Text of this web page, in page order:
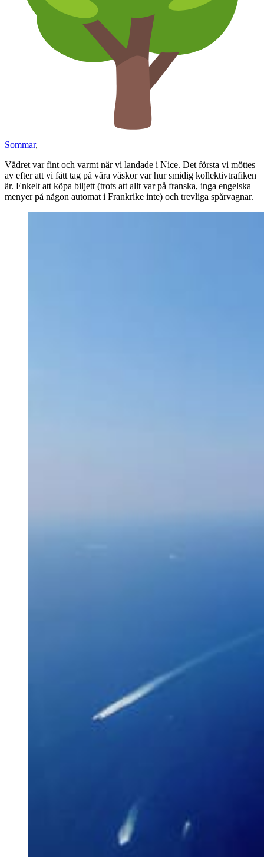
Sommar,
Vädret var fint och varmt när vi landade i Nice. Det första vi möttes
av efter att vi fått tag på våra väskor var hur smidig kollektivtrafiken
är. Enkelt att köpa biljett (trots att allt var på franska, inga engelska
menyer på någon automat i Frankrike inte) och trevliga spårvagnar.